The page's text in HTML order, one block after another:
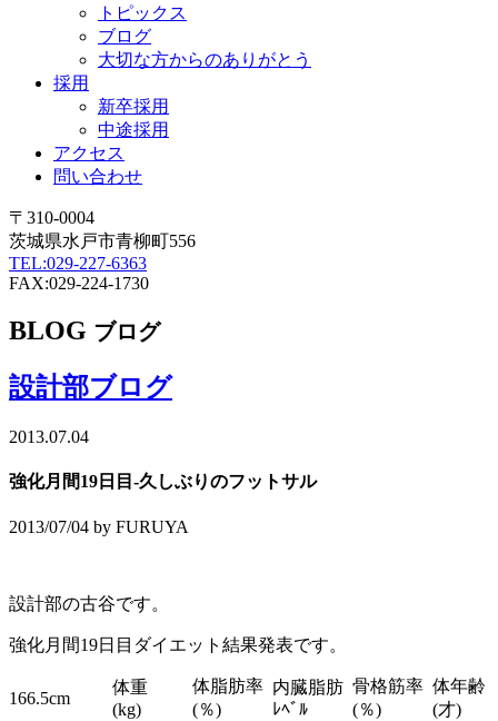
トピックス
ブログ
大切な方からのありがとう
採用
新卒採用
中途採用
アクセス
問い合わせ
〒310-0004
茨城県水戸市青柳町556
TEL:029-227-6363
FAX:029-224-1730
BLOG ブログ
設計部ブログ
2013.07.04
強化月間19日目-久しぶりのフットサル
2013/07/04 by FURUYA
設計部の古谷です。
強化月間19日目ダイエット結果発表です。
166.5cm
体重
(kg)
体脂肪率
(％)
内臓脂肪
ﾚﾍﾞﾙ
骨格筋率
(％)
体年齢
(才)